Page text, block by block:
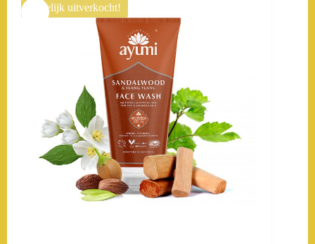
Tijdelijk uitverkocht!